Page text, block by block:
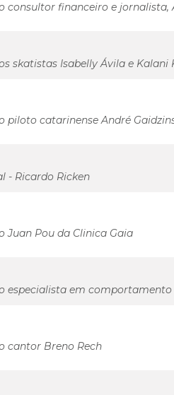
consultor financeiro e jornalista,
skatistas Isabelly Ávila e
piloto catarinense André
- Ricardo Ricken
Juan Pou da Clinica Gaia
especialista em
cantor Breno Rech